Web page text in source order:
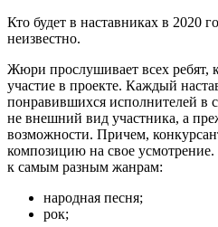
Кто будет в наставниках в 2020
неизвестно.
Жюри прослушивает всех ребят,
участие в проекте. Каждый
понравившихся исполнителей в
не внешний вид участника, а
возможности. Причем,
композицию на свое
к самым разным жанрам:
народная песня;
рок;